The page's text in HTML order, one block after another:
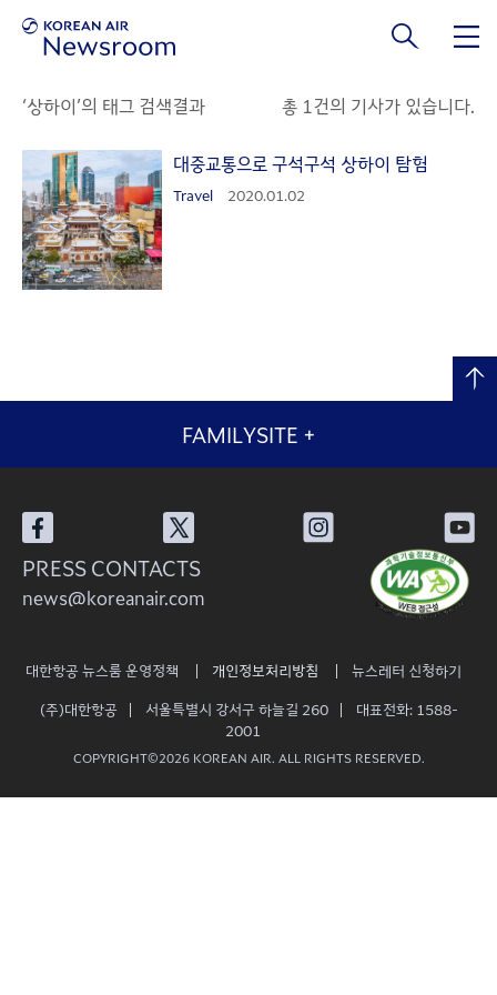
‘상하이’의 태그 검색결과 총 1건의 기사가 있습니다.
대중교통으로 구석구석 상하이 탐험
Travel 2020.01.02
FAMILYSITE +
PRESS CONTACTS
news@koreanair.com
대한항공 뉴스룸 운영정책 개인정보처리방침
뉴스레터 신청하기
(주)대한항공
서울특별시 강서구 하늘길 260
대표전화: 1588-
2001
COPYRIGHT©2026 KOREAN AIR. ALL RIGHTS RESERVED.